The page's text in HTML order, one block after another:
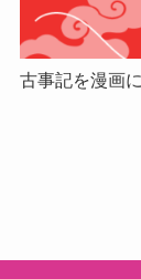
古事記を漫画